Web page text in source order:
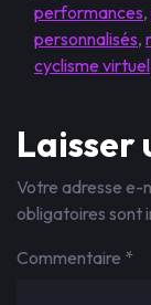
performances,
personnalisés,
cyclisme virtuel
Laisser
Votre adresse e-
obligatoires sont
Commentaire *